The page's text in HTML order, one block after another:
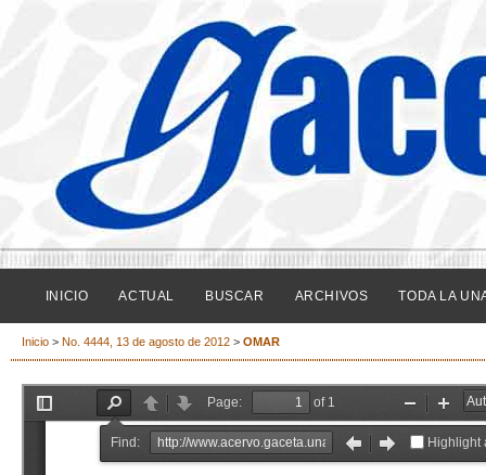
INICIO ACTUAL BUSCAR ARCHIVOS TODA LA
Inicio > No. 4444, 13 de agosto de 2012 > OMAR